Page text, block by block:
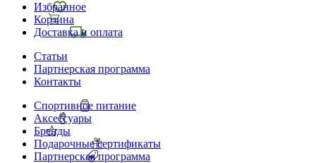
Избранное
Корзина
Доставка и оплата
Статьи
Партнерская программа
Контакты
Спортивное питание
Аксессуары
Бренды
Подарочные сертификаты
Партнерская программа